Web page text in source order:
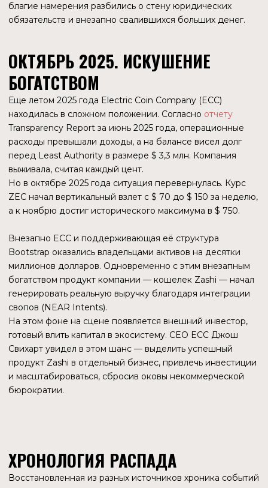
ФЕНОМЕН ПУЛА ORCHARD – БУНКЕР ДЛЯ
КАПИТАЛА
Метрики показывают любопытную динамику. В течение
2023–2024 годов миграция средств в приватные пулы
шла вяло. Однако во второй половине 2025 года мы
видим резкий всплеск балансов в пуле Orchard.
покупают монеты и «паркуют» их в самом защищенном
Накопление средств коррелирует с ростом цены. Люди
используют Orchard как цифровую офшорную ячейку.
Это подтверждает тезис о том, что Zcash сейчас
воспринимается как средство сбережения, а не
в Zcash существует «двухпалатная» система.
Transparent Pool (Прозрачный пул): Это «обычный»
выписке.
Shielded Pool (Экранированный пул): Это «черный
ящик». Снаружи видно, что деньги зашли в пул или
вышли из него, но внутри пула движение средств
невидимо. Адреса начинаются на z.
чьи купюры лежат в общей стопке.
Orchard (Орчард): Это самый современный,
быстрый и безопасный стандарт экранированного
пула (пришел на смену устаревшим Sprout и
Sapling). Именно на него делает ставку протокол
сегодня.